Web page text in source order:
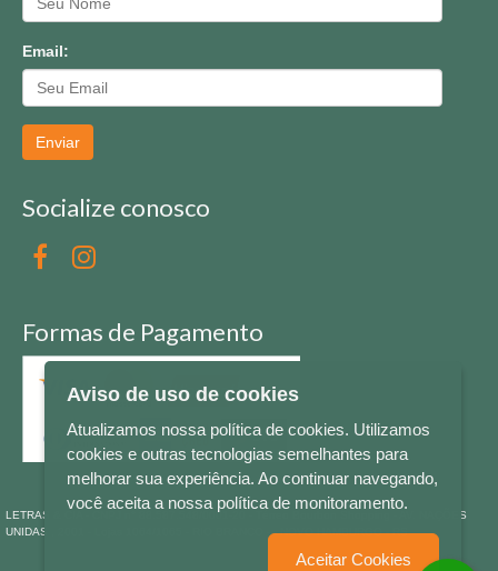
Email:
Enviar
Socialize conosco
Formas de Pagamento
LETRAS & CIA - CNPJ n° 88.587.548/0001-20 - Térreo Bourbon Shopping - AV. NAÇÕES
UNIDAS , 2001 - Lojas 1064/1065 - RIO BRANCO - - NOVO HAMBURGO - RS
Aviso de uso de cookies
Atualizamos nossa política de cookies. Utilizamos
cookies e outras tecnologias semelhantes para
melhorar sua experiência. Ao continuar navegando,
você aceita a nossa política de monitoramento.
Aceitar Cookies